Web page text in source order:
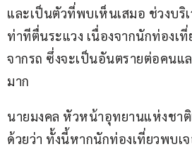
และเป็นตัวที่พบเห็นเสมอ ช่วงบริ
ท่าทีตื่นระแวง เนื่องจากนักท่องเ
จากรถ ซึ่งจะเป็นอันตรายต่อคนแ
มาก
นายมงคล หัวหน้าอุทยานแห่งชาติ
ด้วยว่า ทั้งนี้หากนักท่องเที่ยวพบเ